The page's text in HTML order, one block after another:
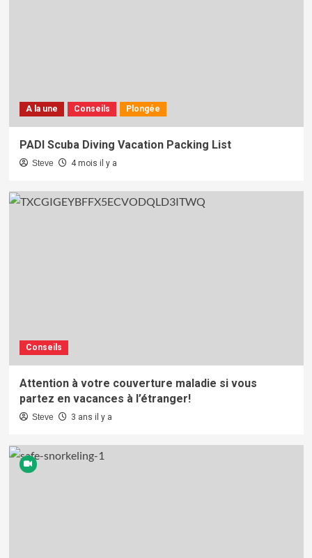
A la une Conseils Plongée
PADI Scuba Diving Vacation Packing List
Steve 4 mois il y a
Conseils
Attention à votre couverture maladie si vous
partez en vacances à l’étranger!
Steve 3 ans il y a